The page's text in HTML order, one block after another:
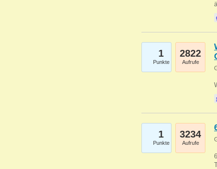
1
Punkte
2822
Aufrufe
1
Punkte
3234
Aufrufe